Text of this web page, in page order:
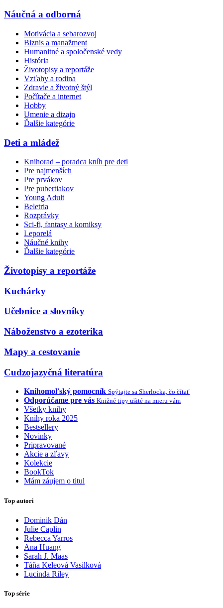
Náučná a odborná
Motivácia a sebarozvoj
Biznis a manažment
Humanitné a spoločenské vedy
História
Životopisy a reportáže
Vzťahy a rodina
Zdravie a životný štýl
Počítače a internet
Hobby
Umenie a dizajn
Ďalšie kategórie
Deti a mládež
Knihorad – poradca kníh pre deti
Pre najmenších
Pre prvákov
Pre pubertiakov
Young Adult
Beletria
Rozprávky
Sci-fi, fantasy a komiksy
Leporelá
Náučné knihy
Ďalšie kategórie
Životopisy a reportáže
Kuchárky
Učebnice a slovníky
Náboženstvo a ezoterika
Mapy a cestovanie
Cudzojazyčná literatúra
Knihomoľský pomocník Spýtajte sa Sherlocka, čo čítať
Odporúčame pre vás Knižné tipy ušité na mieru vám
Všetky knihy
Knihy roka 2025
Bestsellery
Novinky
Pripravované
Akcie a zľavy
Kolekcie
BookTok
Mám záujem o titul
Top autori
Dominik Dán
Julie Caplin
Rebecca Yarros
Ana Huang
Sarah J. Maas
Táňa Keleová Vasilková
Lucinda Riley
Top série